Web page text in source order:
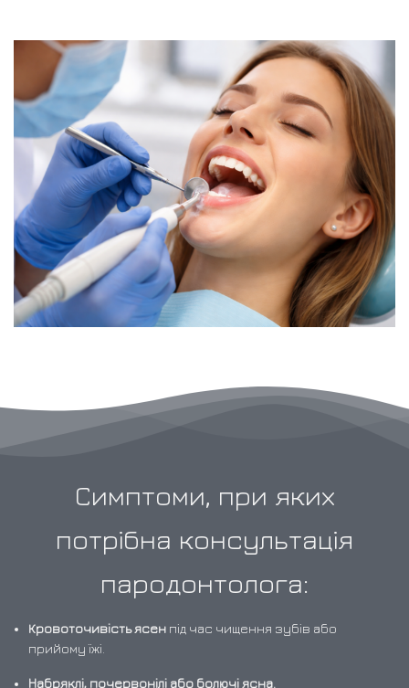
Симптоми, при яких
потрібна консультація
пародонтолога:
Кровоточивість ясенпід час чищення зубів або
прийому їжі.
Набряклі, почервонілі або болючі ясна.